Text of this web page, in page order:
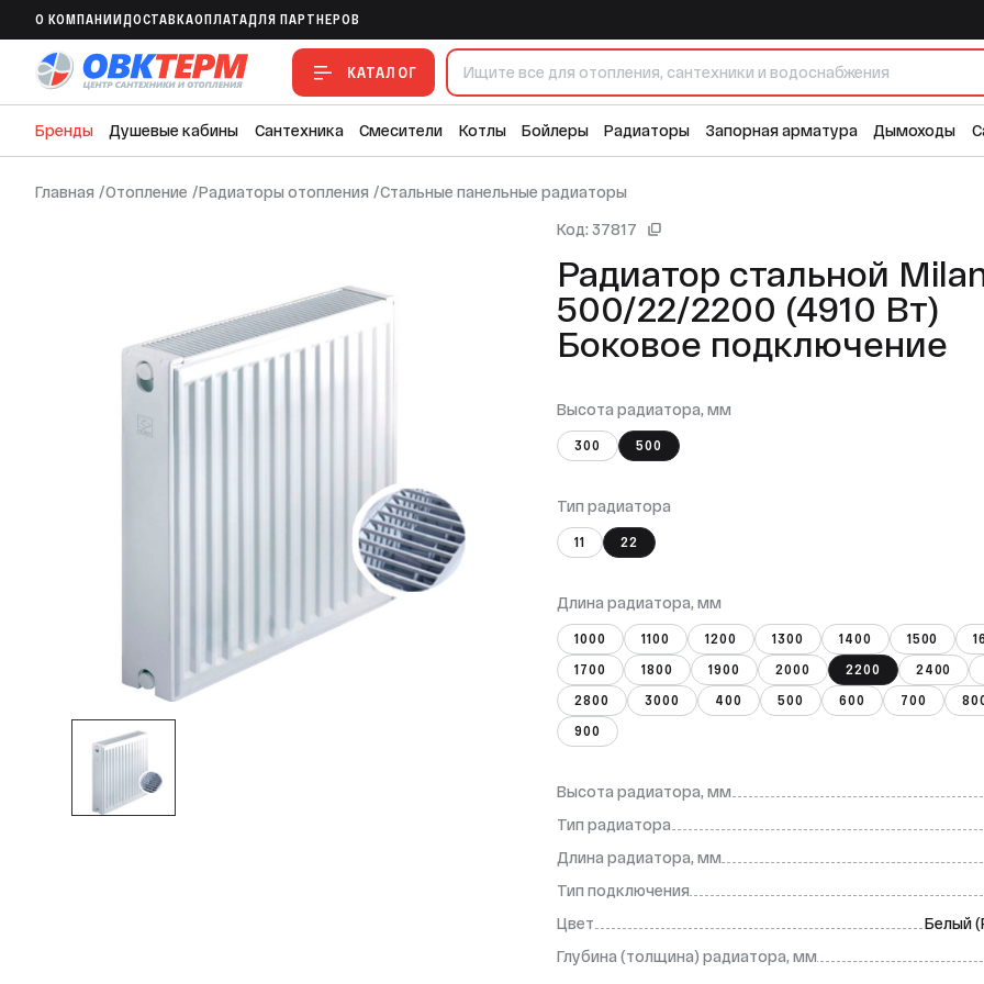
O КОМПАНИИ ДОСТАВКАОПЛАТАДЛЯ ПАРТНЕРОВ
КАТАЛОГ
Бренды Душевые кабины Сантехника Смесители Котлы Бойлеры Радиаторы Запорная арматура Дымоходы
Главная /Отопление /Радиаторы отопления /Стальные панельные радиаторы
Код: 37817
Радиатор стальной Milano
500/22/2200 (4910 Вт)
Боковое подключение
Высота радиатора, мм
300 500
Тип радиатора
11 22
Длина радиатора, мм
1000 1100 1200 1300 1400 1500
1700
1800 1900 2000 2200 2400
2800
3000 400 500 600 700
900
Высота радиатора, мм
Тип радиатора
Длина радиатора, мм
Тип подключения
Цвет
Белый
Глубина (толщина) радиатора, мм
Радиатор стальной Milano 500/22/2200 (4910 Вт) Боковое подключение